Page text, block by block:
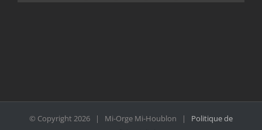
© Copyright2026 | Mi-Orge Mi-Houblon | Politique de